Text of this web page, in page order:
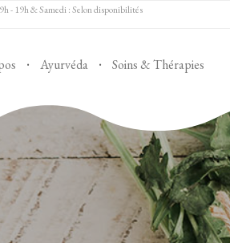
19h & Samedi : Selon disponibilités
Ayurvéda Soins & Thérapies